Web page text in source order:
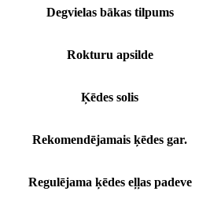
Degvielas bākas tilpums
Rokturu apsilde
Ķēdes solis
Rekomendējamais ķēdes gar.
Regulējama ķēdes eļļas padeve